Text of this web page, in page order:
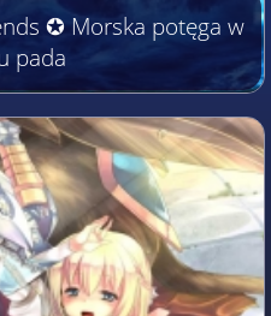
✪ Morska potęga w
pada